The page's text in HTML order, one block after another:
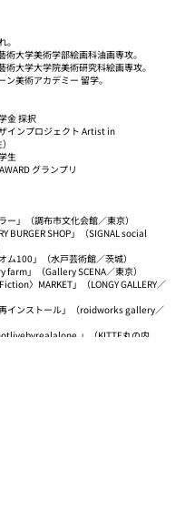
大学美術学部絵画科油画専攻。
大学大学院美術研究科絵画専攻。
美術アカデミー 留学。
金 採択
ンプロジェクト Artist in
生
グランプリ
」（調布市文化会館／東京）
BURGER SHOP」（SIGNAL social
100」（水戸芸術館／茨城）
」（Gallery SCENA／東京）
〉MARKET」（LONGY GALLERY／
インストール」（roidworks gallery／
」（KITTE丸の内